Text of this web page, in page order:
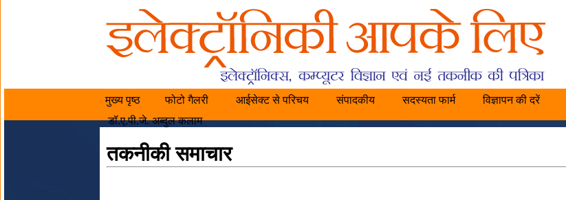
मुख्य पृष्ठ फोटो गैलरी आईसेक्ट से परिचय संपादकीय सदस्यता फार्म विज्ञापन की दरें
डॉ.ए.पी.जे. अब्दुल कलाम
तकनीकी समाचार